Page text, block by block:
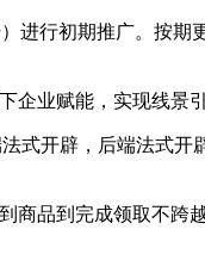
行初期推广。按期
业赋能，实现线景引
开辟，后端法式开
品到完成领取不跨